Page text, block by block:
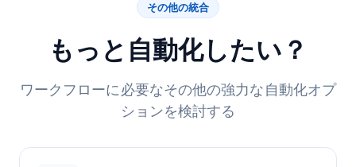
その他の統合
もっと自動化したい？
ワークフローに必要なその他の強力な自動化オプ
ションを検討する